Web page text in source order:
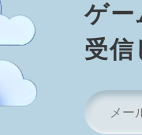
ゲ⁠ー⁠
受⁠信⁠
メ
ル